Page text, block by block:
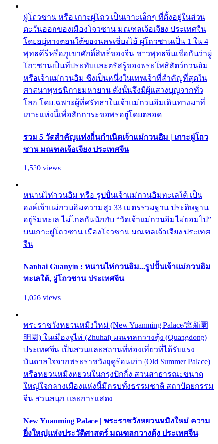
ผู่โถวซาน หรือ เกาะผู่โถว เป็นเกาะเล็กๆ ที่ตั้งอยู่ในส่วน
ตะวันออกของเมืองโจวซาน มณฑลเจ้อเจียง ประเทศจีน
โดยอยู่ทางตอนใต้ของนครเซี่ยงไฮ้ ผู่โถวซานเป็น 1 ใน 4
พุทธคีรีหรือภูเขาศักดิ์สิทธิ์ของจีน ชาวพุทธจีนเชื่อกันว่าผู่
โถวซานเป็นที่ประทับและตรัสรู้ของพระโพธิสัตว์กวนอิม
หรือเจ้าแม่กวนอิม ซึ่งเป็นหนึ่งในเทพเจ้าที่สำคัญที่สุดใน
ศาสนาพุทธนิกายมหายาน ดังนั้นจึงมีผู้แสวงบุญจากทั่ว
โลก โดยเฉพาะผู้ที่ศรัทธาในเจ้าแม่กวนอิมเดินทางมาที่
เกาะแห่งนี้เพื่อสักการะขอพรอยู่โดยตลอด
รวม 5 วัดสำคัญแห่งถิ่นกำเนิดเจ้าแม่กวนอิม | เกาะผู่โถว
ซาน มณฑลเจ้อเจียง ประเทศจีน
1,530 views
หนานไห่กวนอิม หรือ รูปปั้นเจ้าแม่กวนอิมทะเลใต้ เป็น
องค์เจ้าแม่กวนอิมความสูง 33 เมตรรวมฐาน ประดิษฐาน
อยู่ริมทะเล ไม่ไกลกันนักกับ “วัดเจ้าแม่กวนอิมไม่ยอมไป”
บนเกาะผู่โถวซาน เมืองโจวซาน มณฑลเจ้อเจียง ประเทศ
จีน
Nanhai Guanyin : หนานไห่กวนอิม...รูปปั้นเจ้าแม่กวนอิม
ทะเลใต้, ผู่โถวซาน ประเทศจีน
1,026 views
พระราชวังหยวนหมิงใหม่ (New Yuanming Palace/宮新園
明園) ในเมืองจูไห่ (Zhuhai) มณฑลกวางตุ้ง (Quangdong)
ประเทศจีน เป็นสวนและสถานที่ท่องเที่ยวที่ได้รับแรง
บันดาลใจจากพระราชวังฤดูร้อนเก่า (Old Summer Palace)
หรือหยวนหมิงหยวนในกรุงปักกิ่ง สวนสาธารณะขนาด
ใหญ่ใจกลางเมืองแห่งนี้มีครบทั้งธรรมชาติ สถาปัตยกรรม
จีน สวนสนุก และการแสดง
New Yuanming Palace | พระราชวังหยวนหมิงใหม่ ความ
ยิ่งใหญ่แห่งประวัติศาสตร์ มณฑลกวางตุ้ง ประเทศจีน